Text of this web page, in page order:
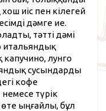
иіс пен кілегей
дәмге ие.
тәтті дәмі
итальяндық
капучино, лунго
сусындарды
кофе
түрік
ыңғайлы, бұл